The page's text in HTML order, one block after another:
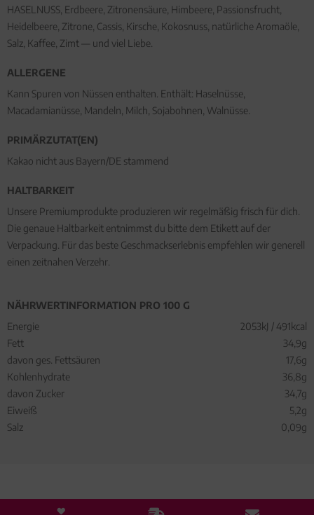
HASELNUSS, Erdbeere, Zitronensäure, Himbeere, Passionsfrucht,
Heidelbeere, Zitrone, Cassis, Kirsche, Kokosnuss, natürliche Aromaöle,
Salz, Kaffee, Zimt — und viel Liebe.
ALLERGENE
Kann Spuren von Nüssen enthalten. Enthält: Haselnüsse,
Macadamianüsse, Mandeln, Milch, Sojabohnen, Walnüsse.
PRIMÄRZUTAT(EN)
Kakao nicht aus Bayern/DE stammend
HALTBARKEIT
Unsere Premiumprodukte produzieren wir regelmäßig frisch für dich.
Die genaue Haltbarkeit entnimmst du bitte dem Etikett auf der
Verpackung. Für das beste Geschmackserlebnis empfehlen wir generell
einen zeitnahen Verzehr.
NÄHRWERTINFORMATION PRO 100 G
Energie
2053kJ / 491kcal
Fett
34,9g
davon ges. Fettsäuren
17,6g
Kohlenhydrate
36,8g
davon Zucker
34,7g
Eiweiß
5,2g
Salz
0,09g